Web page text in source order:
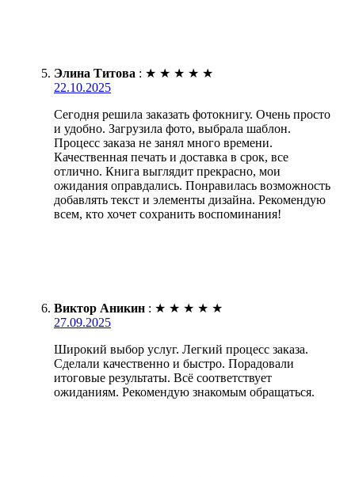
Элина Титова : ★ ★ ★ ★ ★
22.10.2025
Сегодня решила заказать фотокнигу. Очень просто
и удобно. Загрузила фото, выбрала шаблон.
Процесс заказа не занял много времени.
Качественная печать и доставка в срок, все
отлично. Книга выглядит прекрасно, мои
ожидания оправдались. Понравилась возможность
добавлять текст и элементы дизайна. Рекомендую
всем, кто хочет сохранить воспоминания!
Виктор Аникин : ★ ★ ★ ★ ★
27.09.2025
Широкий выбор услуг. Легкий процесс заказа.
Сделали качественно и быстро. Порадовали
итоговые результаты. Всё соответствует
ожиданиям. Рекомендую знакомым обращаться.